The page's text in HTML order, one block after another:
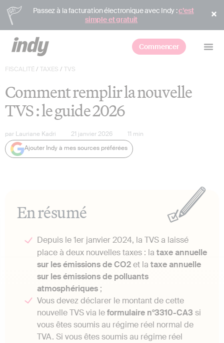
Passez à la facturation électronique avec Indy :c’est
simple et gratuit
Commencer
FISCALITÉ/ TAXES / TVS
Comment remplir la nouvelle
TVS : le guide 2026
par Lauriane Kadri 21 janvier 2026 11 min
Ajouter Indy à mes sources préférées
En résumé
Depuis le 1er janvier 2024, la TVS a laissé
place à deux nouvelles taxes : la taxe annuelle
sur les émissions de CO2et la taxe annuelle
sur les émissions de polluants
atmosphériques ;
Vous devez déclarer le montant de cette
nouvelle TVS via leformulaire n°3310-CA3 si
vous êtes soumis au régime réel normal de
TVA. Si vous êtes soumis au régime réel